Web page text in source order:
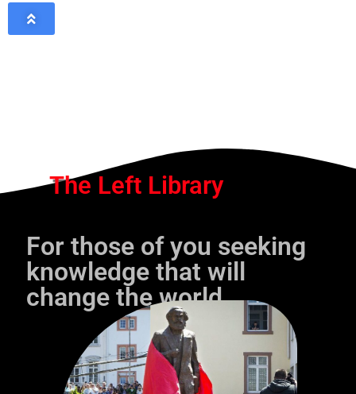
The Left Library
For those of you seeking
knowledge that will
change the world